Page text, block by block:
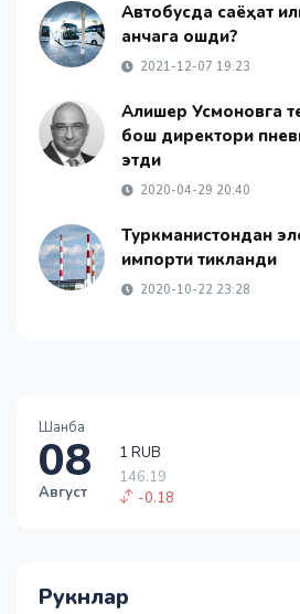
Шанба
08
Август
1 RUB
146.19
-0.18
1 EUR
Рукнлар
Автобусда саёҳат
қанчага ошди?
2021-12-07 19:23
Алишер Усмоновга
бош директори
этди
2020-04-29 20:40
Туркманистондан
импорти тикланди
2020-10-22 23:28